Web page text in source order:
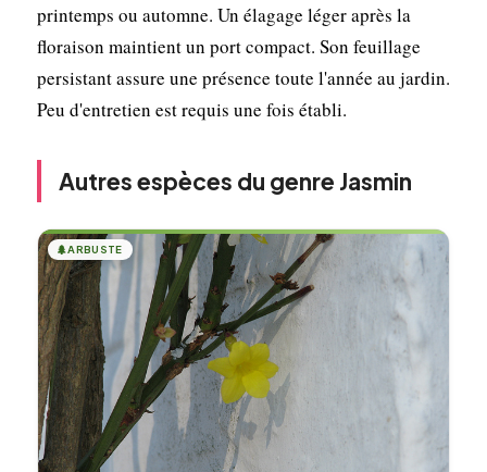
printemps ou automne. Un élagage léger après la
floraison maintient un port compact. Son feuillage
persistant assure une présence toute l'année au jardin.
Peu d'entretien est requis une fois établi.
Autres espèces du genre Jasmin
🌲ARBUSTE